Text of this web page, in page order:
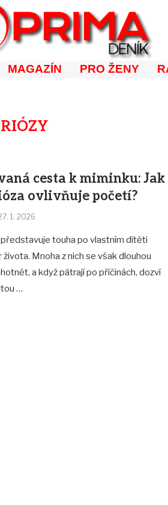
MAGAZÍN PRO ŽENY
cesta k miminku: Jak
ovlivňuje početí?
1. 2026
touha po vlastním dítěti
Mnoha z nich se však dlouhou
a když pátrají po příčinách, dozví
…